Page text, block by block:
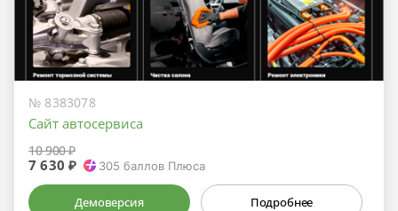
№ 8383078
Сайт автосервиса
10 900 ₽
7 630 ₽ 305 баллов Плюса
Демоверсия Подробнее